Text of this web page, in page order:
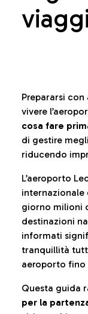
Prepararsi
vivere
cosa fare
di gestire
riducendo
L’aeroporto
internazionale
giorno milioni
destinazioni
informati
tranquillità
aeroporto fino
Questa guida
per la